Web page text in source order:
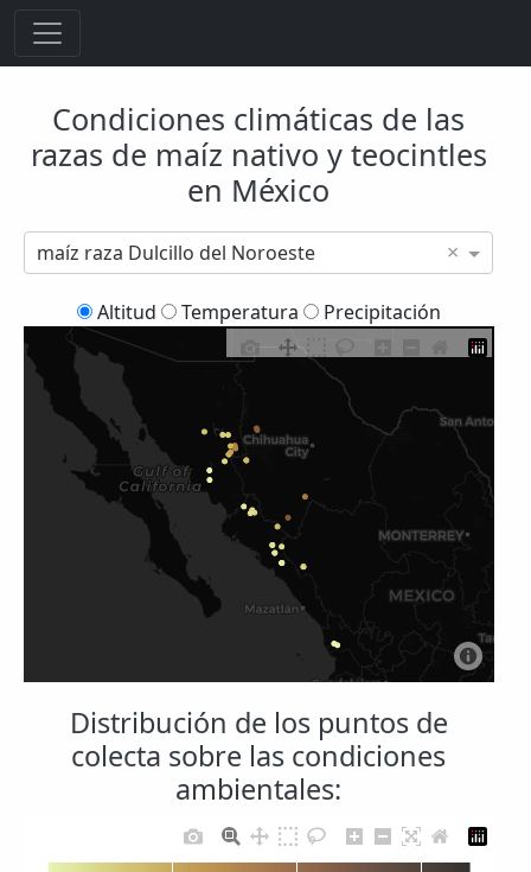
Condiciones climáticas de las
razas de maíz nativo y teocintles
en México
maíz raza Dulcillo del Noroeste ×
Altitud Temperatura Precipitación
Distribución de los puntos de
colecta sobre las condiciones
ambientales: